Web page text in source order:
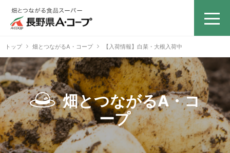
トップ 畑とつながるA・コープ 【入荷情報】白菜・大根入荷中
畑とつながるA・コ
ープ